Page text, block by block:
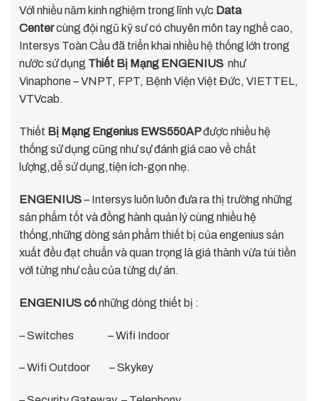
Với nhiều năm kinh nghiệm trong lĩnh vực Data
Centercùng đội ngũ kỹ sư có chuyên môn tay nghề cao,
Intersys Toàn Cầu đã triển khai nhiều hệ thống lớn trong
nước sử dụng Thiết Bị Mạng ENGENIUS như
Vinaphone – VNPT, FPT, Bệnh Viện Việt Đức, VIETTEL,
VTVcab.
Thiết Bị Mạng Engenius EWS550APđược nhiều hệ
thống sử dụng cũng như sự đánh giá cao về chất
lượng,dễ sử dụng,tiện ích-gọn nhẹ.
ENGENIUS– Intersys luôn luôn đưa ra thị trường những
sản phẩm tốt và đồng hành quản lý cùng nhiều hệ
thống,những dòng sản phẩm thiết bị của engenius sản
xuất đều đạt chuẩn và quan trọng là giá thành vừa túi tiền
với từng như cầu của từng dự án.
ENGENIUS cónhững dòng thiết bị :
– Switches – Wifi Indoor
– Wifi Outdoor – Skykey